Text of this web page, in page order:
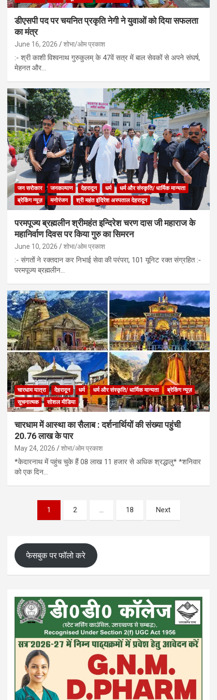
डीएसपी पद पर चयनित प्रकृति नेगी ने युवाओं को दिया सफलता
का मंत्र
June 16, 2026 शोभा/ओम प्रकाश
:- श्री काशी विश्वनाथ गुरुकुलम् के 47वें सत्र में बाल सेवकों से अपने संघर्ष,
मेहनत और…
जन सरोकार जनकल्याण देहरादून धर्म
धर्म और संस्कृति/ धार्मिक मान्यता
ब्रेकिंग न्यूज़
मनोरंजन श्री महंत इंदिरेश अस्पताल देहरादून
परमपूज्य ब्रह्मलीन श्रीमहंत इन्दिरेश चरण दास जी महाराज के
महानिर्वाण दिवस पर किया गुरु का सिमरन
June 10, 2026 शोभा/ओम प्रकाश
:- संगतों ने रक्तदान कर निभाई सेवा की परंपरा, 101 यूनिट रक्त संग्रहित :-
परमपूज्य ब्रह्मलीन…
चारधाम यात्रा देहरादून धर्म धर्म और संस्कृति/ धार्मिक मान्यता
ब्रेकिंग न्यूज़
सूचनात्मक
सोशल मीडिया
चारधाम में आस्था का सैलाब : दर्शनार्थियों की संख्या पहुंची
20.76 लाख के पार
May 24, 2026 शोभा/ओम प्रकाश
*केदारनाथ में पहुंच चुके हैं 08 लाख 11 हजार से अधिक श्रद्धालु* *शनिवार
को एक दिन…
pagination
1 2 … 18 Next
फेसबुक पर फॉलो करे